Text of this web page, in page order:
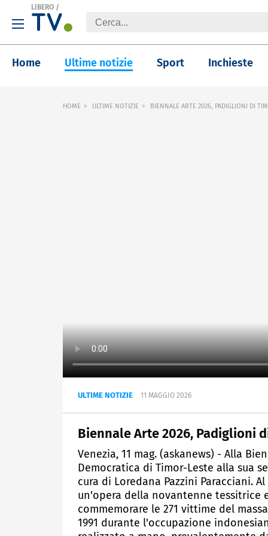
LIBERO /
Home Ultime notizie Sport Inchieste
HOME ULTIME NOTIZIE BIENNALE ARTE 2026, PADIGLIONI DI
ULTIME NOTIZIE 11 MAGGIO 2026
Biennale Arte 2026, Padiglioni
Venezia, 11 mag. (askanews) - Alla
Democratica di Timor-Leste alla sua
cura di Loredana Pazzini Paracciani.
un'opera della novantenne tessitrice
commemorare le 271 vittime del
1991 durante l'occupazione